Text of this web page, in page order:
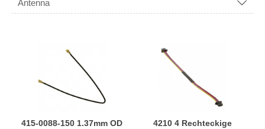
Antenna 
415-0088-150 1.37mm OD
4210 4 Rechteckige